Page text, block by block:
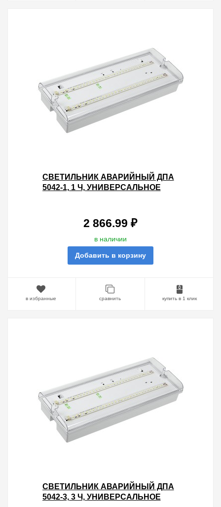
СВЕТИЛЬНИК АВАРИЙНЫЙ ДПА
5042-1, 1 Ч, УНИВЕРСАЛЬНОЕ
2 866.99 ₽
в наличии
Добавить в корзину
в избранные сравнить купить в 1 клик
СВЕТИЛЬНИК АВАРИЙНЫЙ ДПА
5042-3, 3 Ч, УНИВЕРСАЛЬНОЕ